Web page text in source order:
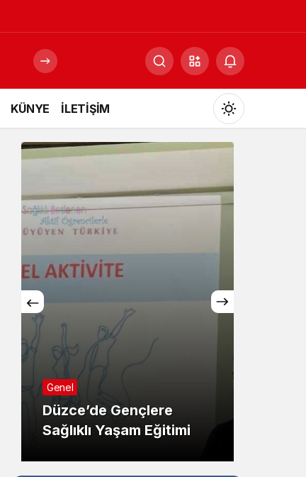
KÜNYE İLETİŞİM
Mod
değiştir
Gündüz Modu
Gündüz modunu seçin.
Gece Modu
Sistem Modu
Sistem modunu seçin.
Genel
Düzce’de Gençlere
Sağlıklı Yaşam Eğitimi